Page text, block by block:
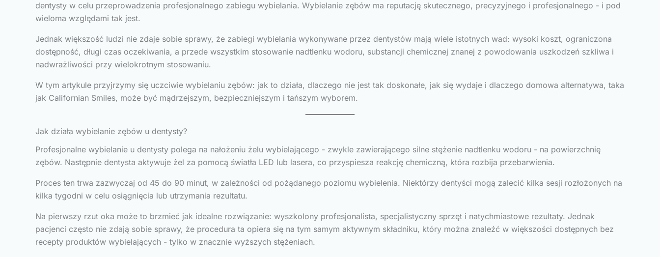
dentysty w celu przeprowadzenia profesjonalnego zabiegu wybielania. Wybielanie zębów ma reputację skutecznego, precyzyjnego i profesjonalnego - i pod
wieloma względami tak jest.
Jednak większość ludzi nie zdaje sobie sprawy, że zabiegi wybielania wykonywane przez dentystów mają wiele istotnych wad: wysoki koszt, ograniczona
dostępność, długi czas oczekiwania, a przede wszystkim stosowanie nadtlenku wodoru, substancji chemicznej znanej z powodowania uszkodzeń szkliwa i
nadwrażliwości przy wielokrotnym stosowaniu.
W tym artykule przyjrzymy się uczciwie wybielaniu zębów: jak to działa, dlaczego nie jest tak doskonałe, jak się wydaje i dlaczego domowa alternatywa, taka
jak Californian Smiles, może być mądrzejszym, bezpieczniejszym i tańszym wyborem.
Jak działa wybielanie zębów u dentysty?
Profesjonalne wybielanie u dentysty polega na nałożeniu żelu wybielającego - zwykle zawierającego silne stężenie nadtlenku wodoru - na powierzchnię
zębów. Następnie dentysta aktywuje żel za pomocą światła LED lub lasera, co przyspiesza reakcję chemiczną, która rozbija przebarwienia.
Proces ten trwa zazwyczaj od 45 do 90 minut, w zależności od pożądanego poziomu wybielenia. Niektórzy dentyści mogą zalecić kilka sesji rozłożonych na
kilka tygodni w celu osiągnięcia lub utrzymania rezultatu.
Na pierwszy rzut oka może to brzmieć jak idealne rozwiązanie: wyszkolony profesjonalista, specjalistyczny sprzęt i natychmiastowe rezultaty. Jednak
pacjenci często nie zdają sobie sprawy, że procedura ta opiera się na tym samym aktywnym składniku, który można znaleźć w większości dostępnych bez
recepty produktów wybielających - tylko w znacznie wyższych stężeniach.